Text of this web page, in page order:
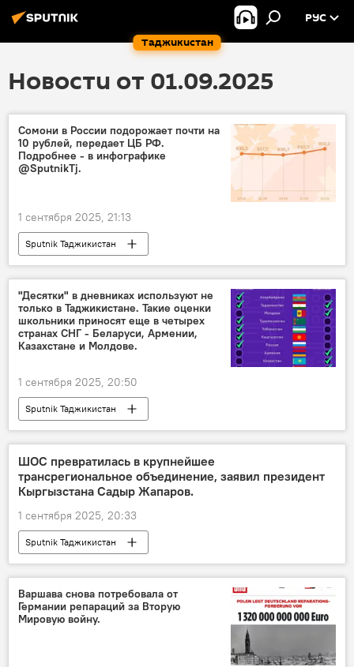
Таджикистан
РУС
Новости от 01.09.2025
Сомони в России подорожает почти на
10 рублей, передает ЦБ РФ.
Подробнее - в инфографике
@SputnikTj.
1 сентября 2025, 21:13
Sputnik Таджикистан
"Десятки" в дневниках используют не
только в Таджикистане. Такие оценки
школьники приносят еще в четырех
странах СНГ - Беларуси, Армении,
Казахстане и Молдове.
1 сентября 2025, 20:50
Sputnik Таджикистан
ШОС превратилась в крупнейшее
трансрегиональное объединение, заявил президент
Кыргызстана Садыр Жапаров.
1 сентября 2025, 20:33
Sputnik Таджикистан
Варшава снова потребовала от
Германии репараций за Вторую
Мировую войну.